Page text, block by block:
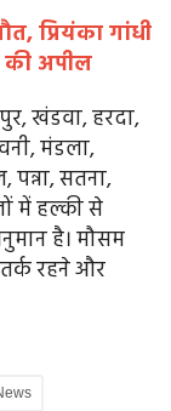
प्रियंका गांधी
की अपील
खंडवा, हरदा,
मंडला,
पन्ना, सतना,
में हल्की से
है। मौसम
रहने और